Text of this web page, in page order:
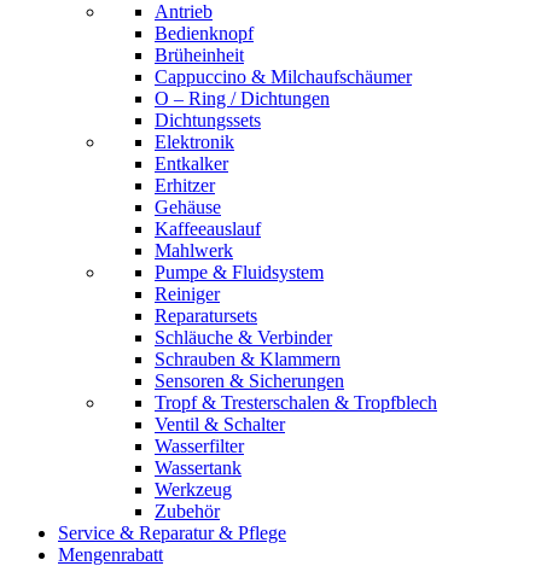
Antrieb
Bedienknopf
Brüheinheit
Cappuccino & Milchaufschäumer
O – Ring / Dichtungen
Dichtungssets
Elektronik
Entkalker
Erhitzer
Gehäuse
Kaffeeauslauf
Mahlwerk
Pumpe & Fluidsystem
Reiniger
Reparatursets
Schläuche & Verbinder
Schrauben & Klammern
Sensoren & Sicherungen
Tropf & Tresterschalen & Tropfblech
Ventil & Schalter
Wasserfilter
Wassertank
Werkzeug
Zubehör
Service & Reparatur & Pflege
Mengenrabatt